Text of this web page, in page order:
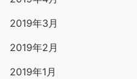
2019年3月
2019年2月
2019年1月